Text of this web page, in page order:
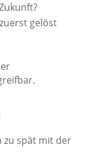
gelöst
zu spät mit der